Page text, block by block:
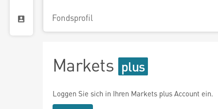
Fondsprofil
Markets
Loggen Sie sich in Ihren Markets plus Account ein.